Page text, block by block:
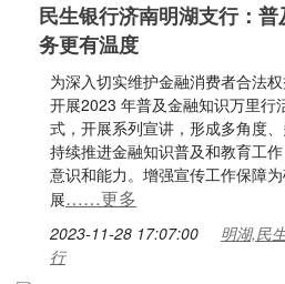
民生银行济南明湖支行：
务更有温度
为深入切实维护金融消费者合法
开展2023 年普及金融知识万里行
式，开展系列宣讲，形成多角度
持续推进金融知识普及和教育工
意识和能力。增强宣传工作保障
展……更多
2023-11-28 17:07:00
明湖,民
行